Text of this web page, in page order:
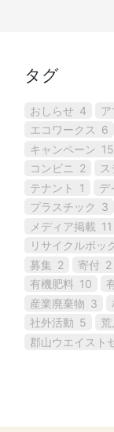
タグ
おしらせ 4
エコワークス
6
キャンペーン 15
コンビニ
2
テナント
1 デ
プラスチック 3
メディア掲載 11
リサイクルボッ
募集 2 寄付 2
有機肥料 10
産業廃棄物 3
社外活動 5 荒
郡山ウエイスト